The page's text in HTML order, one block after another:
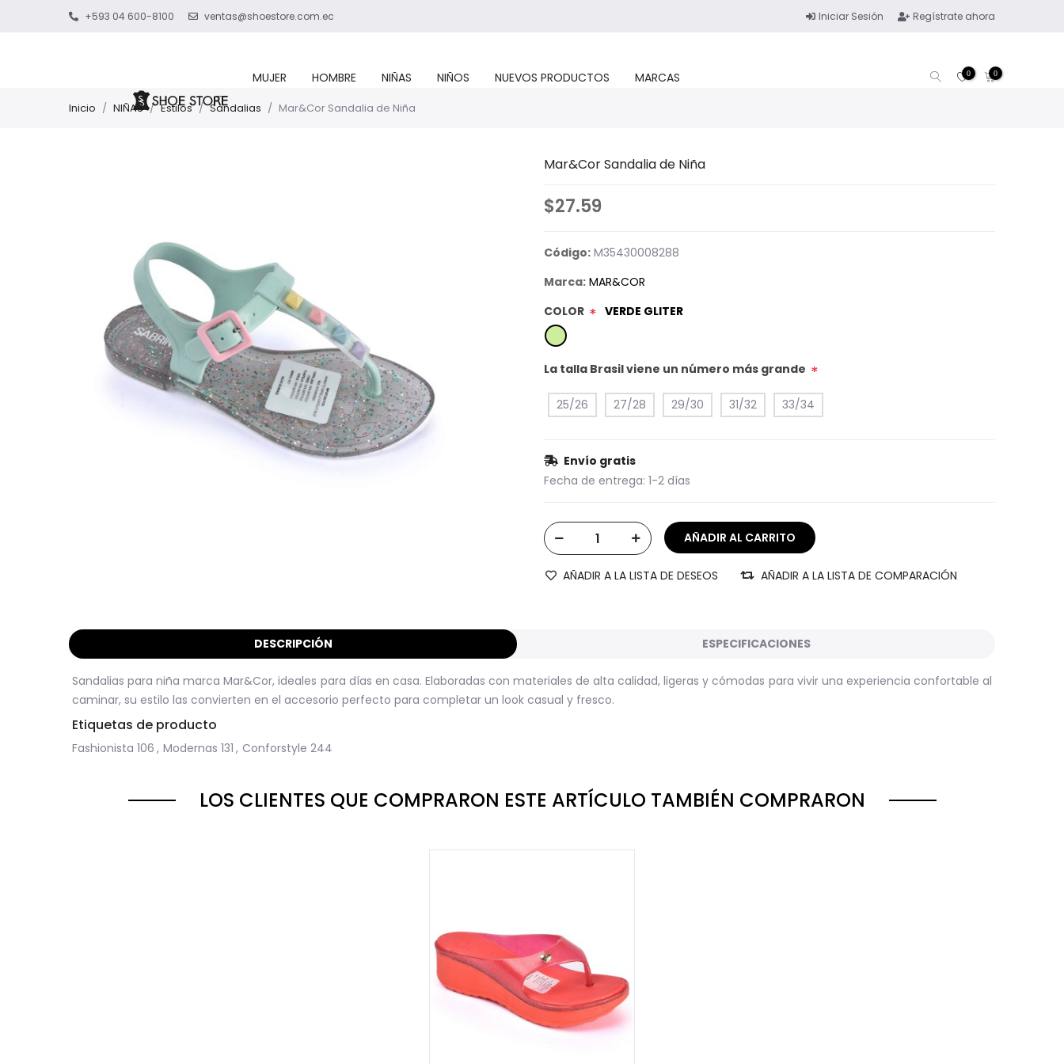
+593 04 600-8100 ventas@shoestore.com.ec Iniciar Sesión Regístrate ahora
MUJER HOMBRE NIÑAS NIÑOS NUEVOS PRODUCTOS MARCAS 0 0
Inicio / NIÑAS / Estilos / Sandalias / Mar&Cor Sandalia de Niña
Mar&Cor Sandalia de Niña
$27.59
Código: M35430008288
Marca: MAR&COR
COLOR * VERDE GLITER
La talla Brasil viene un número más grande *
25/26 27/28 29/30 31/32 33/34
Envío gratis
Fecha de entrega: 1-2 días
AÑADIR A LA LISTA DE DESEOS AÑADIR A LA LISTA DE COMPARACIÓN
DESCRIPCIÓN ESPECIFICACIONES
Sandalias para niña marca Mar&Cor, ideales para días en casa. Elaboradas con materiales de alta calidad, ligeras y cómodas para vivir una experiencia confortable al
caminar, su estilo las convierten en el accesorio perfecto para completar un look casual y fresco.
Etiquetas de producto
Fashionista 106 , Modernas 131 , Conforstyle 244
LOS CLIENTES QUE COMPRARON ESTE ARTÍCULO TAMBIÉN COMPRARON